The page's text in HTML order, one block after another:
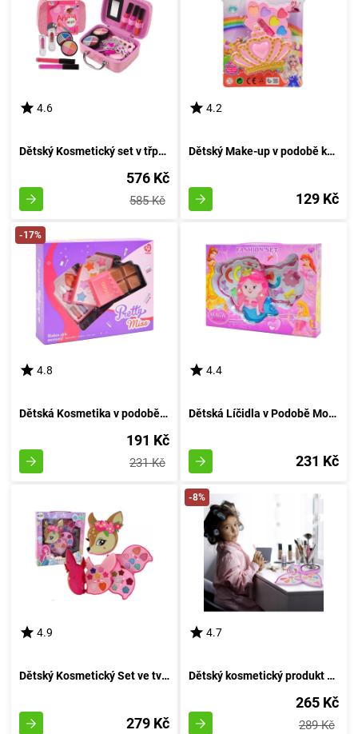
4.6
Dětský Kosmetický set v třpytivém kufříku
576 Kč
585 Kč
4.2
Dětský Make-up v podobě korunky
129 Kč
-17%
4.8
Dětská Kosmetika v podobě čokolády
191 Kč
231 Kč
4.4
Dětská Líčidla v Podobě Mořské Panny
231 Kč
4.9
Dětský Kosmetický Set ve tvaru jelení zvěře
279 Kč
-8%
4.7
Dětský kosmetický produkt ve formě očního líčení
265 Kč
289 Kč